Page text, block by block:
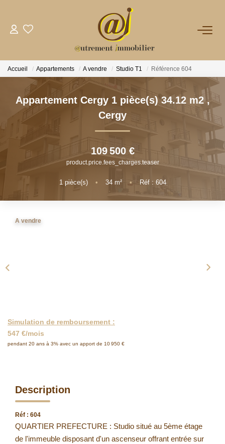
NOTRE AGENCE
LOCATIONS
CONTACT
Accueil Appartements A vendre Studio T1 Référence 604
Appartement Cergy 1 pièce(s) 34.12 m2,
Cergy
109 500 €
product.price.fees_charges.teaser
1 pièce(s) • 34m² • Réf : 604
A vendre
Simulation de remboursement :
547 €/mois
pendant 20 ans à 3% avec un apport de 10 950 €
Description
Réf : 604
QUARTIER PREFECTURE : Studio situé au 5ème étage
de l'immeuble disposant d'un ascenseur offrant entrée sur